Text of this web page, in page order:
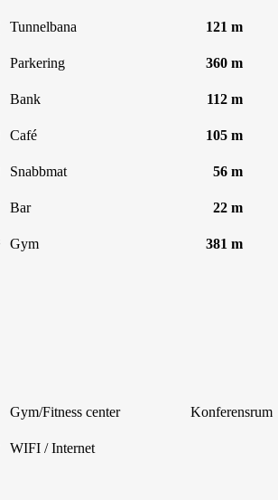
Tunnelbana 121 m
Parkering 360 m
Bank 112 m
Café 105 m
Snabbmat 56 m
Bar 22 m
Gym 381 m
Gym/Fitness center Konferensrum
WIFI / Internet